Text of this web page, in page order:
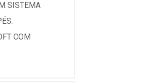
SISTEMA
COM